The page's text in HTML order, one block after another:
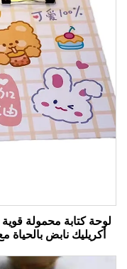
لوحة كتابة محمولة
أكريليك نابض